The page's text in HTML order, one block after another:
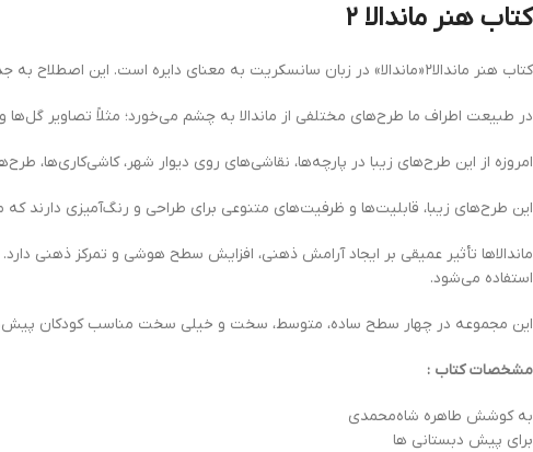
کتاب هنر ماندالا ۲
کتاب هنر ماندالا۲ «ماندالا» در زبان سانسکریت به معنای دایره است. این اصطلاح به جدول‌های هندسی‌ای که معمولاً بر پایه‌ی دایره کشیده می‌شوند گفته می‌شود.
در طبیعت اطراف ما طرح‌های مختلفی از ماندالا به چشم می‌خورد؛ مثلاً تصاویر گل‌ها
امروزه از این طرح‌های زیبا در پارچه‌ها، نقاشی‌های روی دیوار شهر، کاشی‌کاری‌ها،
این طرح‌های زیبا، قابلیت‌ها و ظرفیت‌های متنوعی برای طراحی و رنگ‌آمیزی دارند که
ماندالاها تأثیر عمیقی بر ایجاد آرامش ذهنی، افزایش سطح هوشی و تمرکز ذهنی
استفاده می‌شود.
این مجموعه در چهار سطح ساده، متوسط، سخت و خیلی سخت مناسب کودکان
مشخصات کتاب :
به کوشش طاهره شاه‌محمدی
برای پیش دبستانی ها